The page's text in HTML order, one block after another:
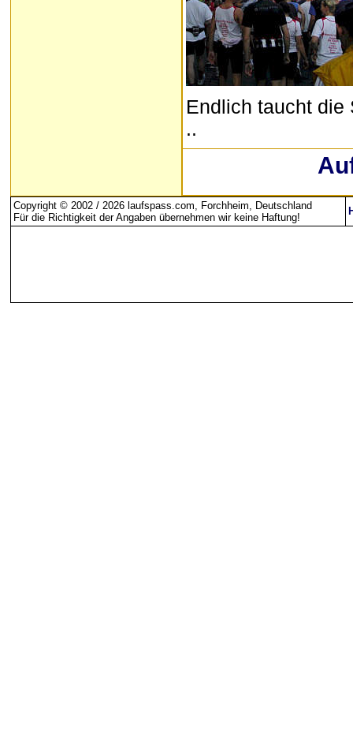
Endlich taucht die
..
Copyright © 2002 / 2026 laufspass.com, Forchheim, Deutschland
Für die Richtigkeit der Angaben übernehmen wir keine Haftung!